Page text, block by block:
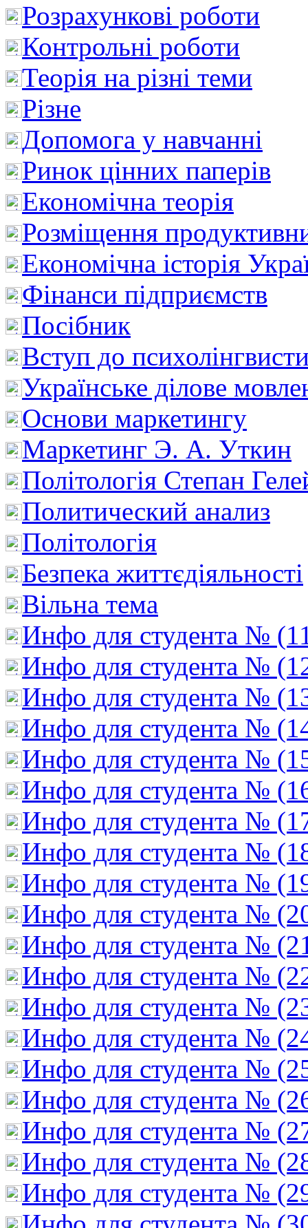
Розрахункові роботи
Контрольні роботи
Теорія на різні теми
Різне
Допомога у навчанні
Ринок цінних паперів
Економічна теорія
Розміщення
Економічна історія
Фінанси підприємств
Посібник
Вступ до
Українське ділове
Основи маркетингу
Маркетинг Э. А. Уткин
Політологія Степан
Политический анализ
Політологія
Безпека життєдіяльності
Вільна тема
Инфо для студента №
Инфо для студента №
Инфо для студента №
Инфо для студента №
Инфо для студента №
Инфо для студента №
Инфо для студента №
Инфо для студента №
Инфо для студента №
Инфо для студента №
Инфо для студента №
Инфо для студента №
Инфо для студента №
Инфо для студента №
Инфо для студента №
Инфо для студента №
Инфо для студента №
Инфо для студента №
Инфо для студента №